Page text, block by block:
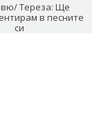
Тереза: Ще
в песните
си